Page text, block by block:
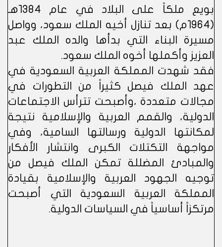
بويع ملكاً على البلاد في عام 1384هـ
(1964م) بعد تنازل أخيه الملك سعود، وواصل
مسيرة البناء التي بدأها والده الملك عبد
العزيز وأكملها أخوه الملك سعود.
فقد شهدت المملكة العربية السعودية في
عهد الملك فيصل كثيراً من التطورات في
مجالات متعددة ،وأصبحت تترأس الاجتماعات
الدولية، والقمم العربية والإسلامية نتيجة
لمكانتها الدولية ورسالتها السامية، وفي
مواجهة التكتلات الكبرى وانتشار الأفكار
والمبادئ المضللة تمكن الملك فيصل من
توجيه الجهود العربية والإسلامية بقيادة
المملكة العربية السعودية التي أصبحت
مرتكزاً أساسياً في السياسات الدولية.